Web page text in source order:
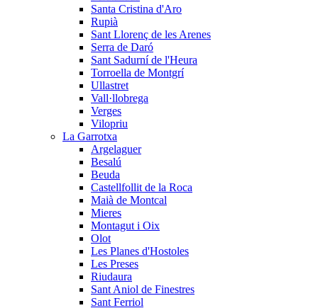
Santa Cristina d'Aro
Rupià
Sant Llorenç de les Arenes
Serra de Daró
Sant Sadurní de l'Heura
Torroella de Montgrí
Ullastret
Vall·llobrega
Verges
Vilopriu
La Garrotxa
Argelaguer
Besalú
Beuda
Castellfollit de la Roca
Maià de Montcal
Mieres
Montagut i Oix
Olot
Les Planes d'Hostoles
Les Preses
Riudaura
Sant Aniol de Finestres
Sant Ferriol